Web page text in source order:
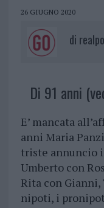
26 GIUGNO 2020
di
Di 91 anni
E’ mancata
anni Maria
triste annuncio
Umberto con
Rita con
nipoti, i